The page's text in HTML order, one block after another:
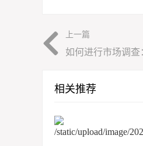
上一篇
如何进行市场调
相关推荐